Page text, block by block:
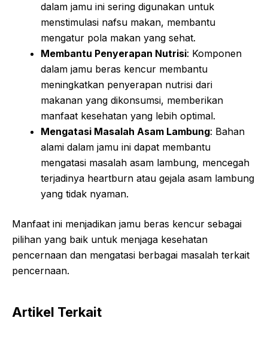
dalam jamu ini sering digunakan untuk
menstimulasi nafsu makan, membantu
mengatur pola makan yang sehat.
Membantu Penyerapan Nutrisi: Komponen
dalam jamu beras kencur membantu
meningkatkan penyerapan nutrisi dari
makanan yang dikonsumsi, memberikan
manfaat kesehatan yang lebih optimal.
Mengatasi Masalah Asam Lambung: Bahan
alami dalam jamu ini dapat membantu
mengatasi masalah asam lambung, mencegah
terjadinya heartburn atau gejala asam lambung
yang tidak nyaman.
Manfaat ini menjadikan jamu beras kencur sebagai
pilihan yang baik untuk menjaga kesehatan
pencernaan dan mengatasi berbagai masalah terkait
pencernaan.
Artikel Terkait